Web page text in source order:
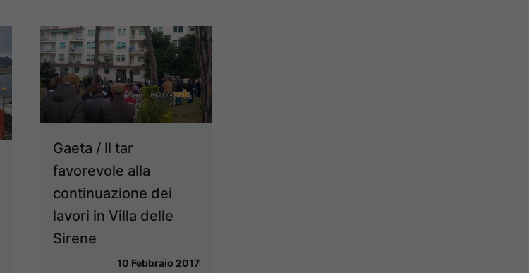
Gaeta / Il tar
favorevole alla
continuazione dei
lavori in Villa delle
Sirene
10 Febbraio 2017